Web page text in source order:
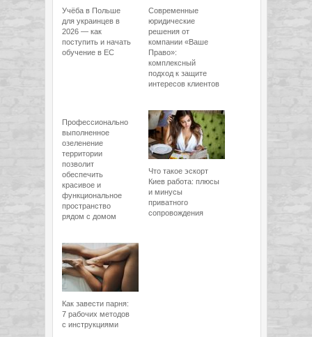
Учёба в Польше
для украинцев в
2026 — как
поступить и начать
обучение в ЕС
Современные
юридические
решения от
компании «Ваше
Право»:
комплексный
подход к защите
интересов клиентов
Профессионально
выполненное
озеленение
территории
позволит
обеспечить
красивое и
функциональное
пространство
рядом с домом
Что такое эскорт
Киев работа: плюсы
и минусы
приватного
сопровождения
Как завести парня:
7 рабочих методов
с инструкциями